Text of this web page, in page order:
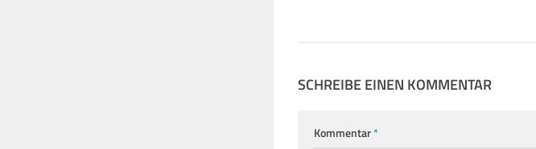
SCHREIBE EINEN KOMMENTAR
Kommentar*